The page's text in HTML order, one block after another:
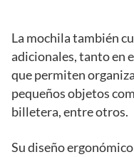
La mochila también
adicionales, tanto en
que permiten
pequeños objetos
billetera, entre otros.
Su diseño